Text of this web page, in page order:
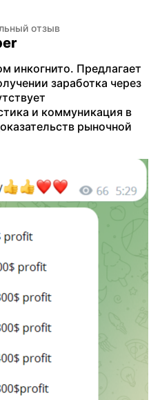
отзыв
инкогнито. Предлагает
заработка через
и коммуникация в
рыночной